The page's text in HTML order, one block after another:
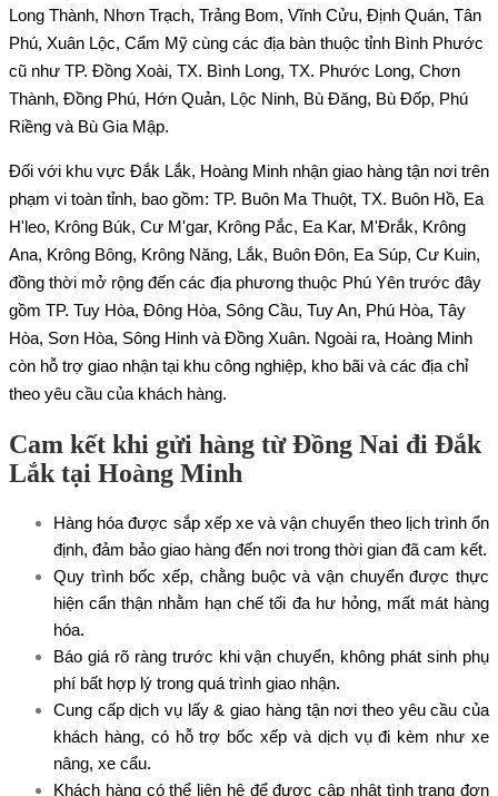
Long Thành, Nhơn Trạch, Trảng Bom, Vĩnh Cửu, Định Quán, Tân
Phú, Xuân Lộc, Cẩm Mỹ cùng các địa bàn thuộc tỉnh Bình Phước
cũ như TP. Đồng Xoài, TX. Bình Long, TX. Phước Long, Chơn
Thành, Đồng Phú, Hớn Quản, Lộc Ninh, Bù Đăng, Bù Đốp, Phú
Riềng và Bù Gia Mập.
Đối với khu vực Đắk Lắk, Hoàng Minh nhận giao hàng tận nơi trên
phạm vi toàn tỉnh, bao gồm: TP. Buôn Ma Thuột, TX. Buôn Hồ, Ea
H'leo, Krông Búk, Cư M'gar, Krông Pắc, Ea Kar, M'Đrắk, Krông
Ana, Krông Bông, Krông Năng, Lắk, Buôn Đôn, Ea Súp, Cư Kuin,
đồng thời mở rộng đến các địa phương thuộc Phú Yên trước đây
gồm TP. Tuy Hòa, Đông Hòa, Sông Cầu, Tuy An, Phú Hòa, Tây
Hòa, Sơn Hòa, Sông Hinh và Đồng Xuân. Ngoài ra, Hoàng Minh
còn hỗ trợ giao nhận tại khu công nghiệp, kho bãi và các địa chỉ
theo yêu cầu của khách hàng.
Cam kết khi gửi hàng từ Đồng Nai đi Đắk
Lắk tại Hoàng Minh
Hàng hóa được sắp xếp xe và vận chuyển theo lịch trình ổn
định, đảm bảo giao hàng đến nơi trong thời gian đã cam kết.
Quy trình bốc xếp, chằng buộc và vận chuyển được thực
hiện cẩn thận nhằm hạn chế tối đa hư hỏng, mất mát hàng
hóa.
Báo giá rõ ràng trước khi vận chuyển, không phát sinh phụ
phí bất hợp lý trong quá trình giao nhận.
Cung cấp dịch vụ lấy & giao hàng tận nơi theo yêu cầu của
khách hàng, có hỗ trợ bốc xếp và dịch vụ đi kèm như xe
nâng, xe cẩu.
Khách hàng có thể liên hệ để được cập nhật tình trạng đơn